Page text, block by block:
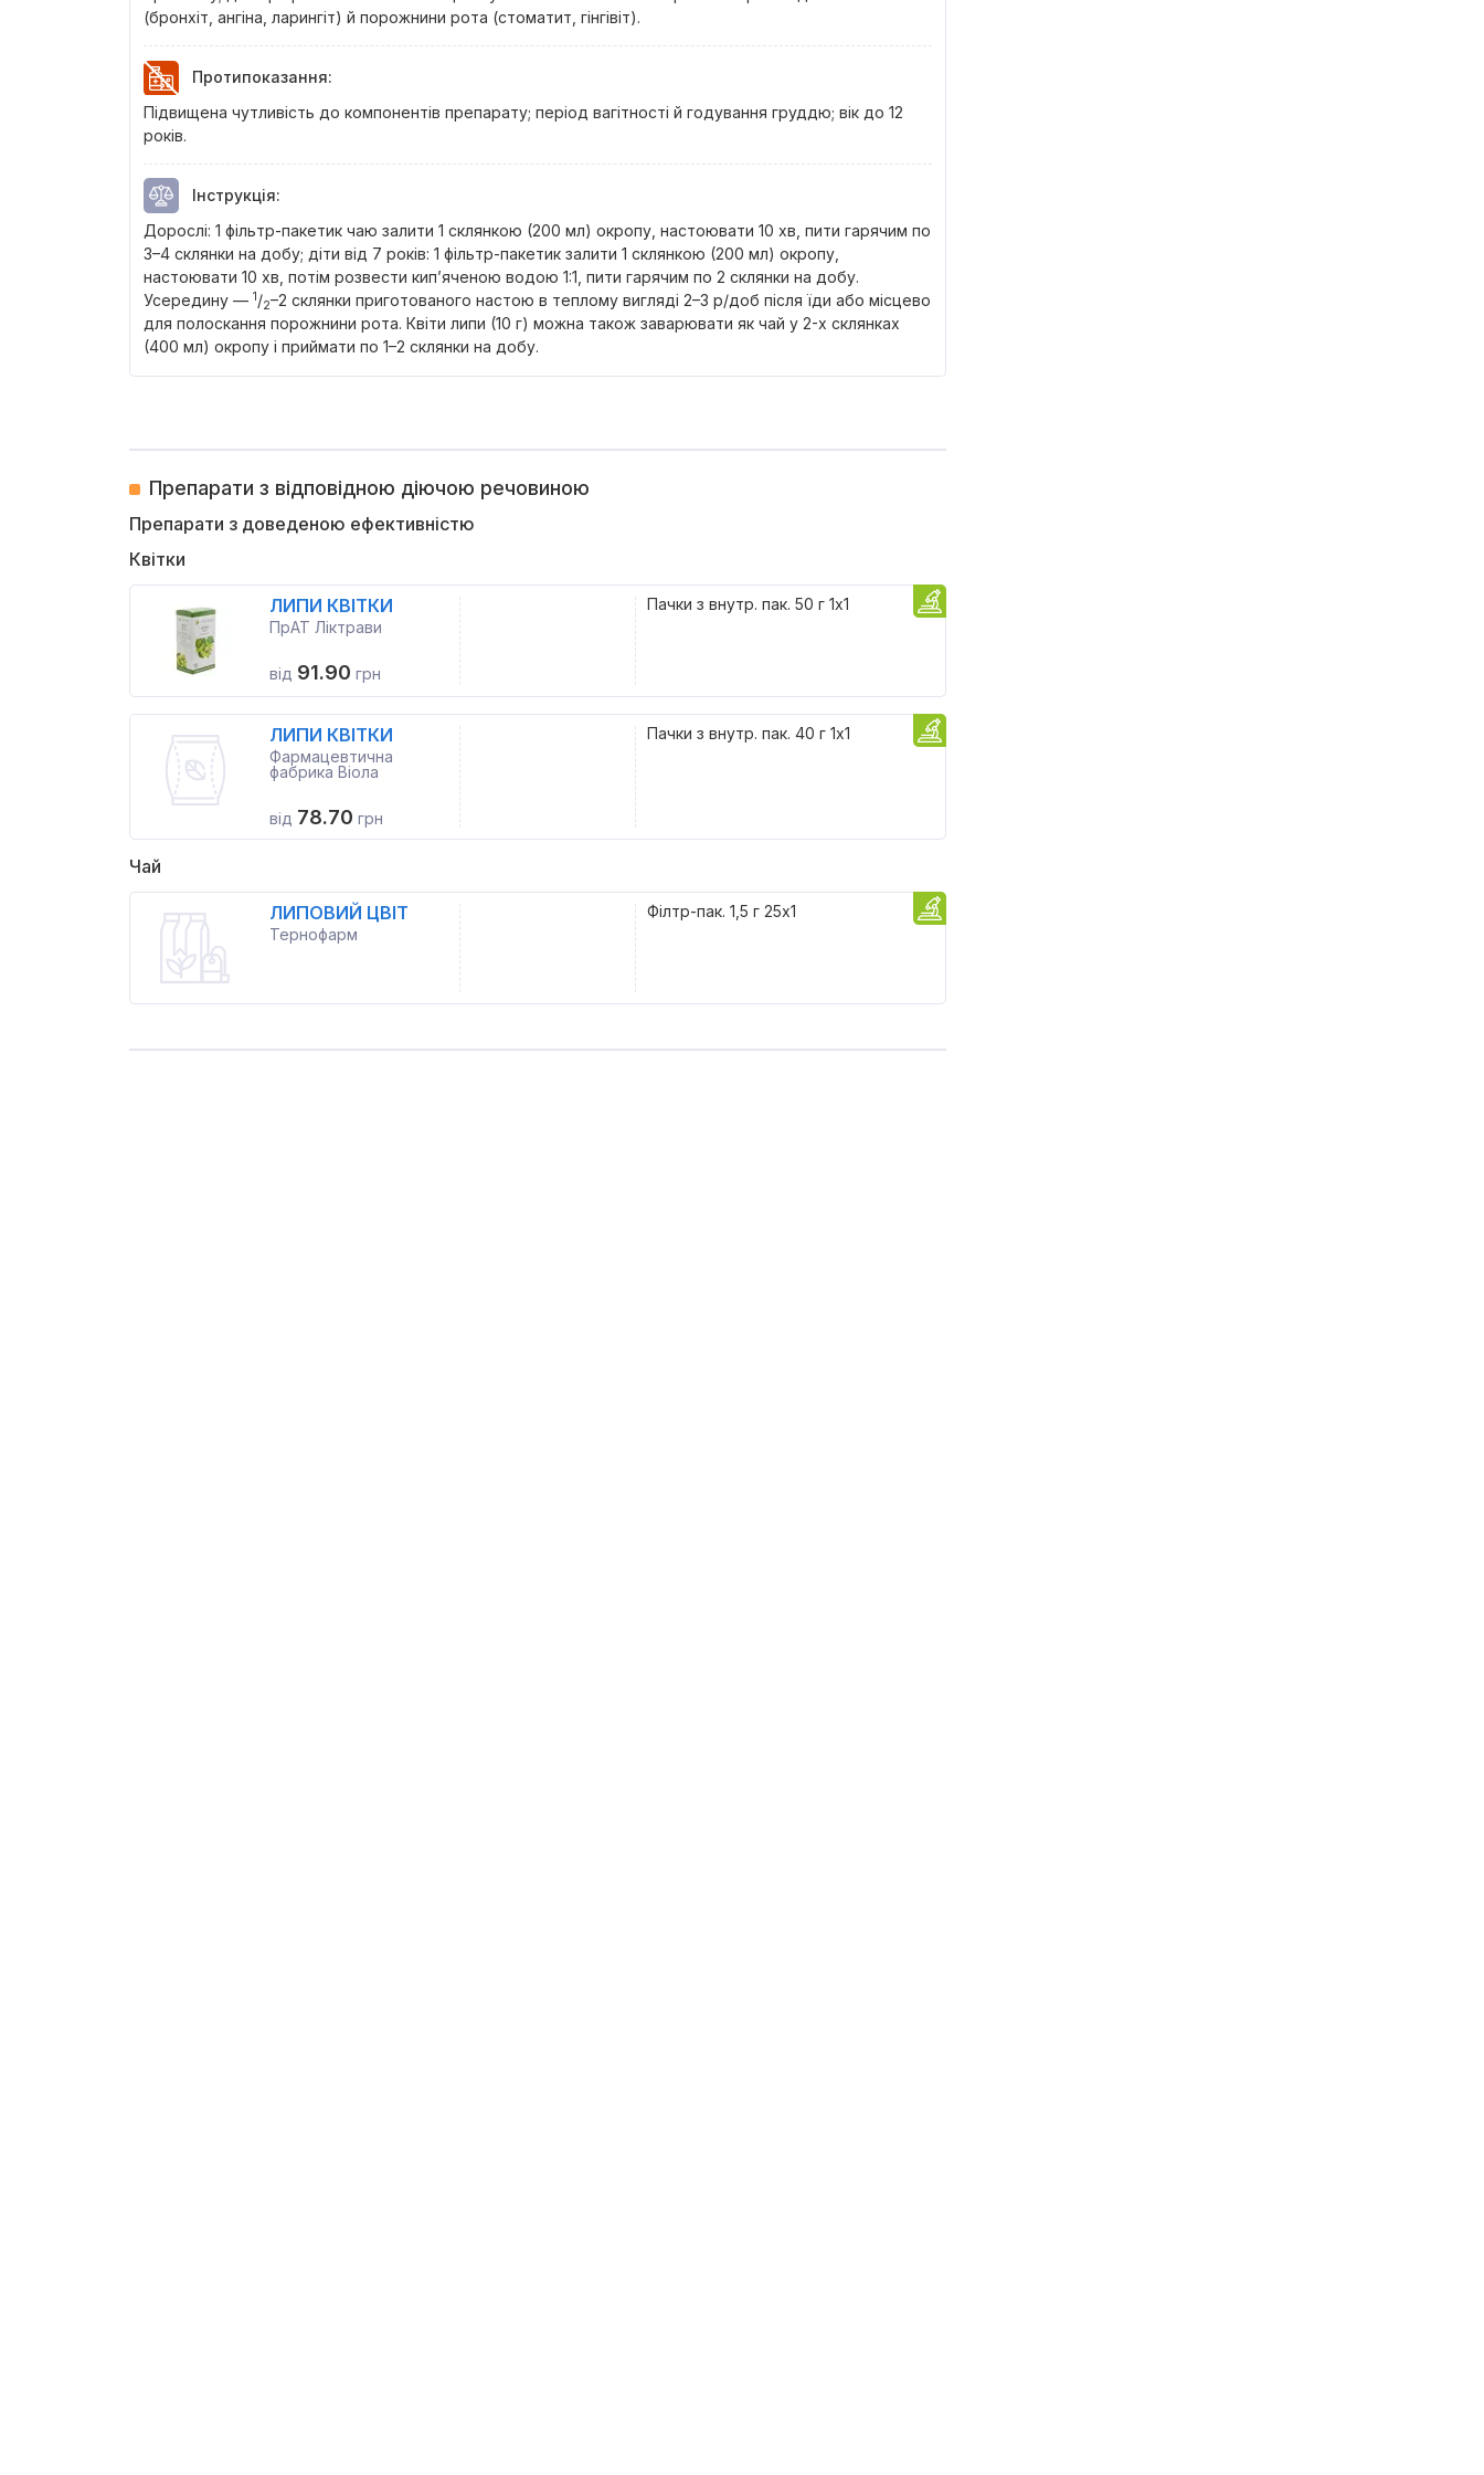
(бронхіт, ангіна, ларингіт) й порожнини рота (стоматит, гінгівіт).
Протипоказання:
Підвищена чутливість до компонентів препарату; період вагітності й годування груддю; вік до 12
років.
Інструкція:
Дорослі: 1 фільтр-пакетик чаю залити 1 склянкою (200 мл) окропу, настоювати 10 хв, пити гарячим по
3–4 склянки на добу; діти від 7 років: 1 фільтр-пакетик залити 1 склянкою (200 мл) окропу,
настоювати 10 хв, потім розвести кип’яченою водою 1:1, пити гарячим по 2 склянки на добу.
Усередину — 1/2–2 склянки приготованого настою в теплому вигляді 2–3 р/доб після їди або місцево
для полоскання порожнини рота. Квіти липи (10 г) можна також заварювати як чай у 2-х склянках
(400 мл) окропу і приймати по 1–2 склянки на добу.
Препарати з відповідною діючою речовиною
Препарати з доведеною ефективністю
Квітки
ЛИПИ КВІТКИ
ПрАТ Ліктрави
від 91.90 грн
Пачки з внутр. пак. 50 г 1x1
ЛИПИ КВІТКИ
Фармацевтична
фабрика Віола
від 78.70 грн
Пачки з внутр. пак. 40 г 1x1
Чай
ЛИПОВИЙ ЦВІТ
Тернофарм
Філтр-пак. 1,5 г 25x1